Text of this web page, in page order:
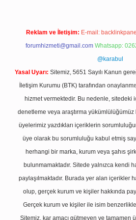
Reklam ve İletişim: E-mail:
forumhizmeti@gmail.com Whatsapp:
@karabul
Yasal Uyarı: Sitemiz, 5651 Sayılı Kanun
İletişim Kurumu (BTK) tarafından
hizmet vermektedir. Bu nedenle, sitedeki
denetleme veya araştırma yükümlülüğümüz
üyelerimiz yazdıkları içeriklerin
üye olarak bu sorumluluğu kabul etmiş
herhangi bir marka, kurum veya şahıs
bulunmamaktadır. Sitede yalnızca kendi
paylaşılmaktadır. Burada yer alan içerikler
olup, gerçek kurum ve kişiler hakkında
Gerçek kurum ve kişiler ile isim
Sitemiz, kar amacı gütmeyen ve tamamen